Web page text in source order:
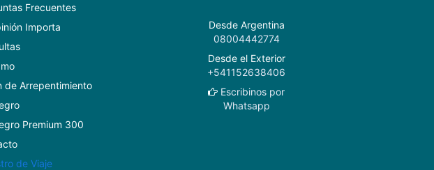
Frecuentes
Importa
de Arrepentimiento
Premium 300
de Viaje
Desde Argentina
08004442774
Desde el Exterior
+541152638406
Escribinos por
Whatsapp